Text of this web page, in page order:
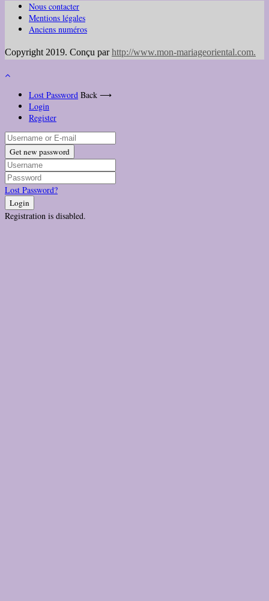
Nous contacter
Mentions légales
Anciens numéros
Copyright 2019. Conçu parhttp://www.mon-mariageoriental.com.
Lost Password Back ⟶
Login
Register
Get new password
Lost Password?
Login
Registration is disabled.